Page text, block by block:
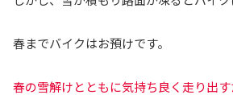
春までバイクはお預けです。
春の雪解けとともに気持ち良く走り出